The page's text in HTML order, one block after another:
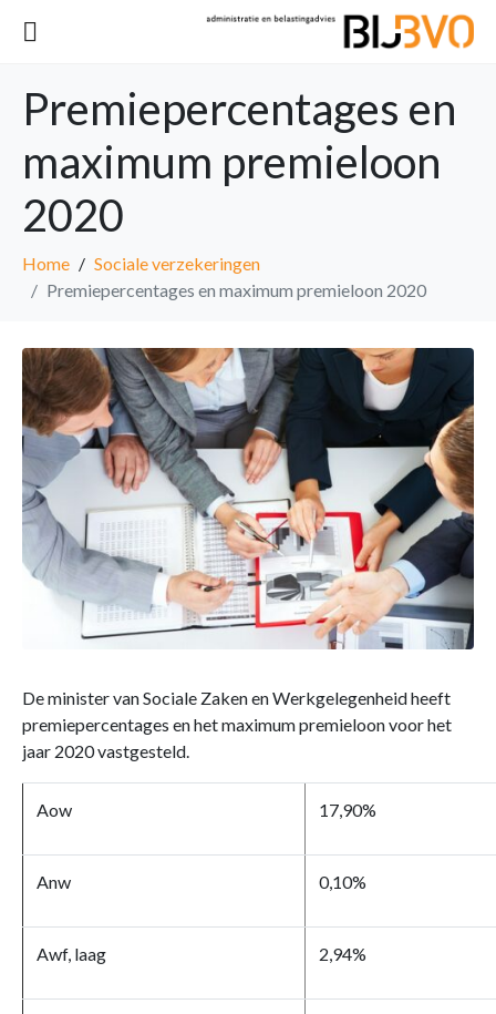
Premiepercentages en
maximum premieloon
2020
Home
Sociale verzekeringen
Premiepercentages en maximum premieloon 2020
De minister van Sociale Zaken en Werkgelegenheid heeft
premiepercentages en het maximum premieloon voor het
jaar 2020 vastgesteld.
Aow 17,90%
Anw 0,10%
Awf, laag 2,94%